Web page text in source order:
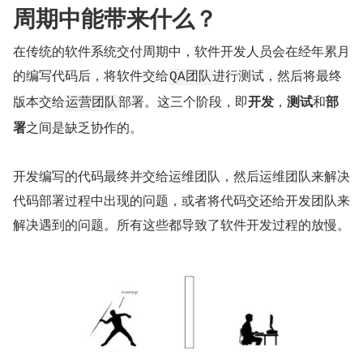
周期中能带来什么？
在传统的软件系统交付周期中，软件开发人员会在经年累月
的编写代码后，将软件交给QA团队进行测试，然后将最终
版本交给运营团队部署。这三个阶段，即开发 ， 测试和部
署之间是缺乏协作的。
开发编写的代码最终并交给运维团队，然后运维团队来解决
代码部署过程中出现的问题，或者将代码交还给开发团队来
解决遇到的问题。所有这些都导致了软件开发过程的放慢。